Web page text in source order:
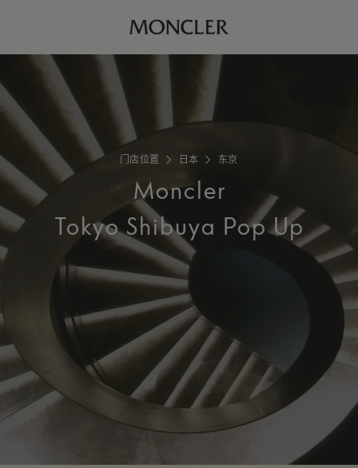
门店位置 日本 东京
Moncler
Tokyo Shibuya Pop Up